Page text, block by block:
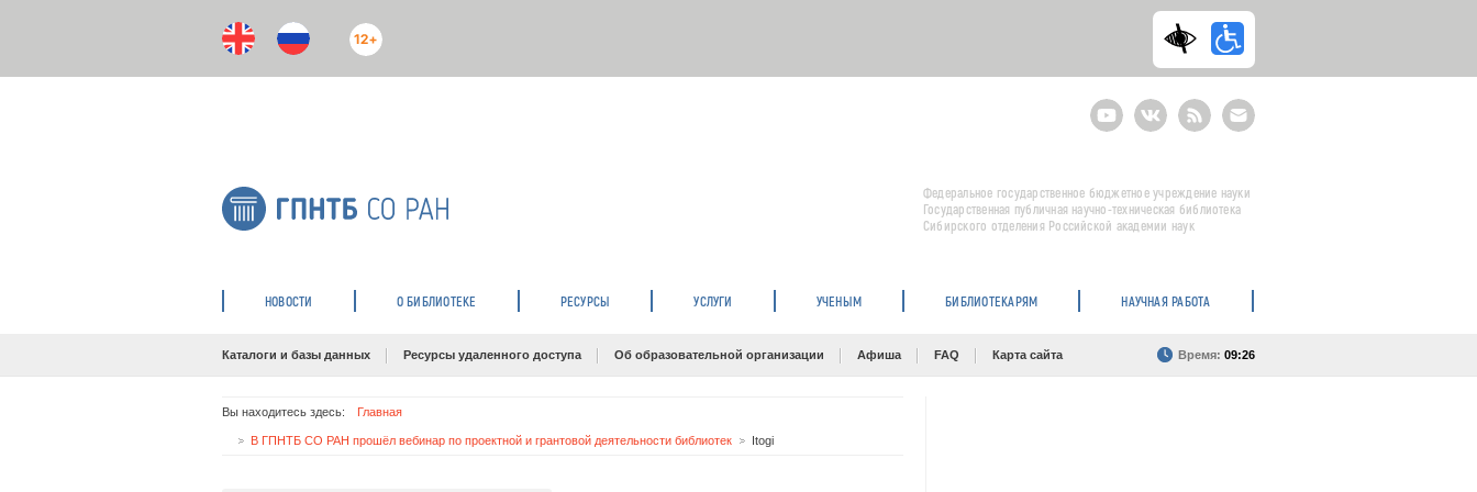
12+
YoutubeВКонтактеRSS
E-
mail
подписка
Федеральное государственное бюджетное учреждение науки
Государственная публичная научно-техническая библиотека
Сибирского отделения Российской академии наук
НОВОСТИ О БИБЛИОТЕКЕ РЕСУРСЫ УСЛУГИ УЧЕНЫМ БИБЛИОТЕКАРЯМ НАУЧНАЯ РАБОТА
Каталоги и базы данных Ресурсы удаленного доступа Об образовательной организации Афиша FAQ Карта сайта Время: 09:26
Вы находитесь здесь: Главная
В ГПНТБ СО РАН прошёл вебинар по проектной и грантовой деятельности библиотек Itogi